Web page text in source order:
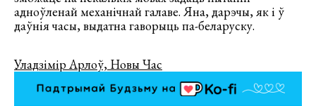
адноўленай механічнай галаве. Яна, дарэчы, як і ў
даўнія часы, выдатна гаворыць па-беларуску.
Уладзімір Арлоў, Новы Час